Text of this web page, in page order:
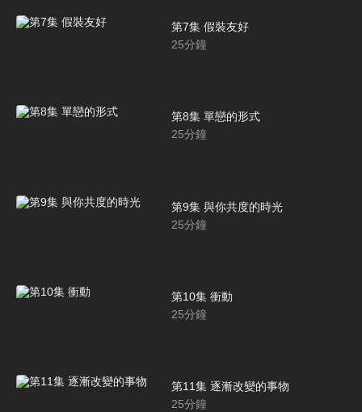
第7集 假裝友好
25分鐘
第8集 單戀的形式
25分鐘
第9集 與你共度的時光
25分鐘
第10集 衝動
25分鐘
第11集 逐漸改變的事物
25分鐘